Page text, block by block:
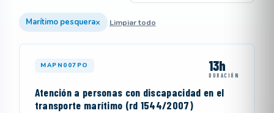
Marítimo pesquera× Limpiar todo
MAPN007PO 13h
DURACIÓN
Atención a personas con discapacidad en el
transporte marítimo (rd 1544/2007)